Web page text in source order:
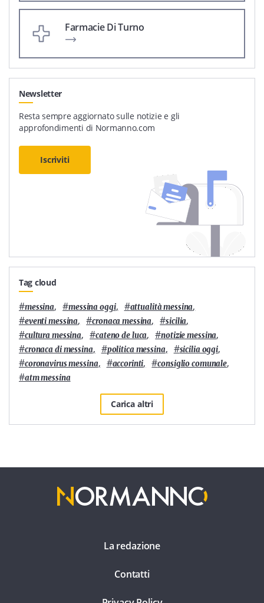
Farmacie Di Turno
Newsletter
Resta sempre aggiornato sulle notizie e gli
approfondimenti di Normanno.com
Iscriviti
Tag cloud
#messina, #messina oggi, #attualità messina,
#eventi messina, #cronaca messina, #sicilia,
#cultura messina, #cateno de luca, #notizie messina,
#cronaca di messina, #politica messina, #sicilia oggi,
#coronavirus messina, #accorinti, #consiglio comunale,
#atm messina
Carica altri
La redazione
Contatti